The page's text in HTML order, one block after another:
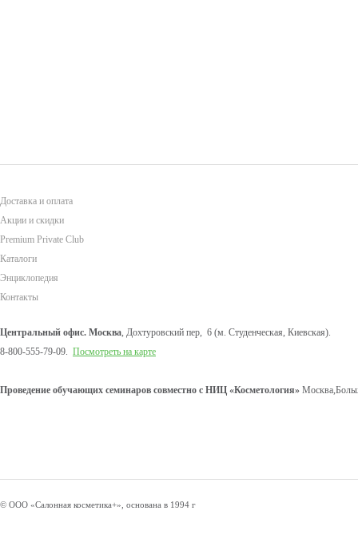
Доставка и оплата
Акции и скидки
Premium Private Club
Каталоги
Энциклопедия
Контакты
Центральный офис. Москва, Дохтуровский пер, 6 (м. Студенческая, Киевская).
8-800-555-79-09. Посмотреть на карте
Проведение обучающих семинаров совместно с НИЦ «Косметология»
© ООО «Салонная косметика+», основана в 1994 г